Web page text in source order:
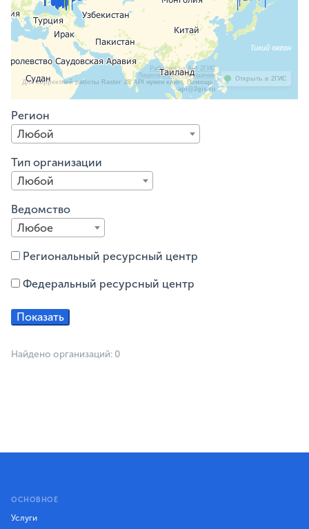
Работает на API 2ГИС
Лицензионное соглашение
Для корректной работы Raster JS API нужен ключ. Помощь:
api@2gis.ru
Открыть в 2ГИС
Регион
Любой
Тип организации
Любой
Ведомство
Любое
Региональный ресурсный центр
Федеральный ресурсный центр
Найдено организаций: 0
ОСНОВНОЕ
Услуги